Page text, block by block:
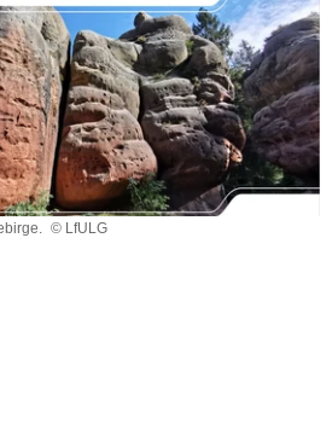
© LfULG